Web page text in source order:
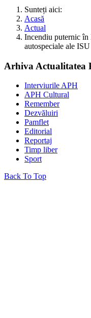
Sunteți aici:
Acasă
Actual
Incendiu puternic în
autospeciale ale
Arhiva Actualitatea
Interviurile APH
APH Cultural
Remember
Dezvăluiri
Pamflet
Editorial
Reportaj
Timp liber
Sport
Back To Top